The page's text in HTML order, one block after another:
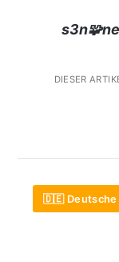
DIESER
🇩🇪 Deutsche